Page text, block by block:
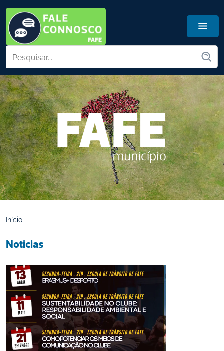
Início
Noticias